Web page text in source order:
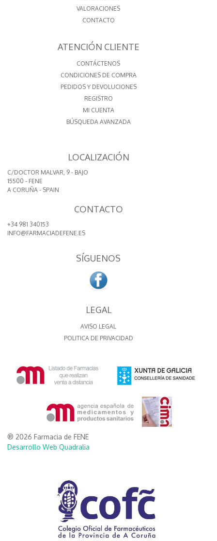
VALORACIONES
CONTACTO
ATENCIÓN CLIENTE
CONTÁCTENOS
CONDICIONES DE COMPRA
PEDIDOS Y DEVOLUCIONES
REGISTRO
MI CUENTA
BÚSQUEDA AVANZADA
LOCALIZACIÓN
C/DOCTOR MALVAR, 9 - BAJO
15500 - FENE
A CORUÑA - SPAIN
CONTACTO
+34 981 340153
INFO@FARMACIADEFENE.ES
SÍGUENOS
LEGAL
AVISO LEGAL
POLITICA DE PRIVACIDAD
® 2026 Farmacia de FENE
Desarrollo Web Quadralia